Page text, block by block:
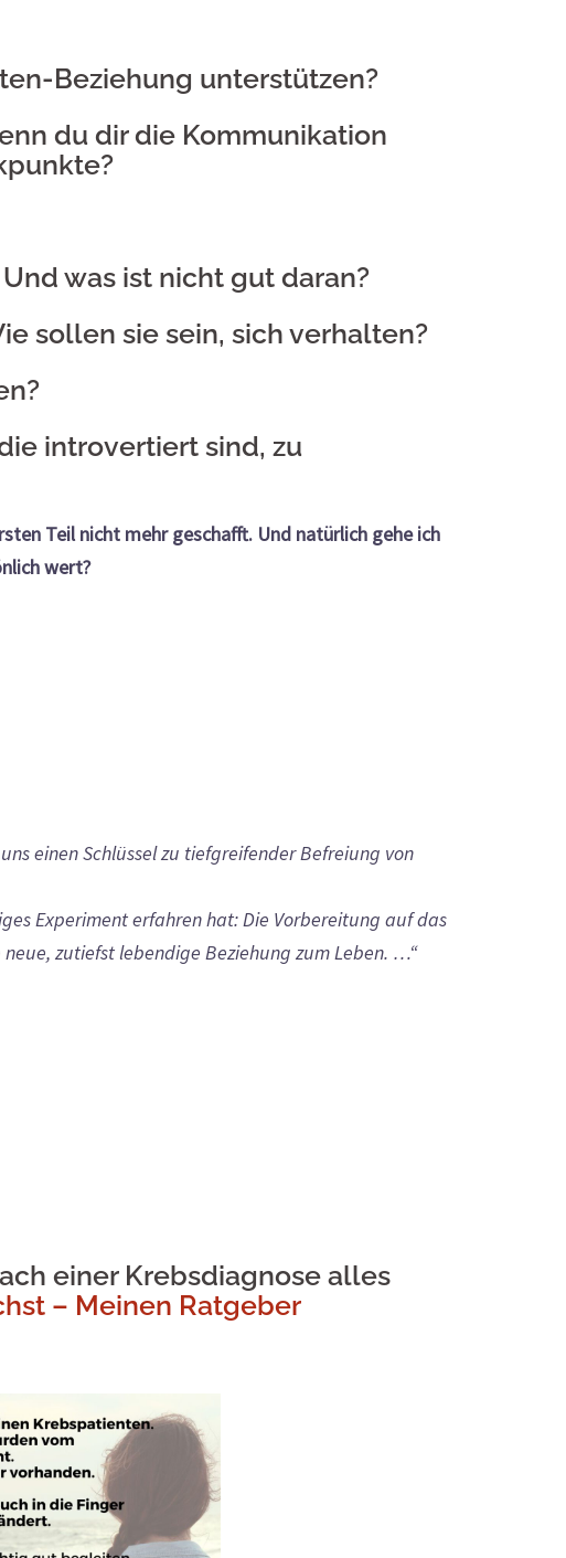
Beziehung unterstützen?
du dir die Kommunikation
was ist nicht gut daran?
sollen sie sein, sich verhalten?
introvertiert sind, zu
Teil nicht mehr geschafft. Und natürlich gehe ich
wert?
einen Schlüssel zu tiefgreifender Befreiung von
Experiment erfahren hat: Die Vorbereitung auf das
zutiefst lebendige Beziehung zum Leben. …“
einer Krebsdiagnose alles
– Meinen Ratgeber